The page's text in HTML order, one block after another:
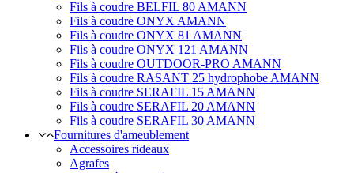
Fils à coudre BELFIL 80 AMANN
Fils à coudre ONYX AMANN
Fils à coudre ONYX 81 AMANN
Fils à coudre ONYX 121 AMANN
Fils à coudre OUTDOOR-PRO AMANN
Fils à coudre RASANT 25 hydrophobe AMANN
Fils à coudre SERAFIL 15 AMANN
Fils à coudre SERAFIL 20 AMANN
Fils à coudre SERAFIL 30 AMANN
Fournitures d'ameublement
Accessoires rideaux
Agrafes